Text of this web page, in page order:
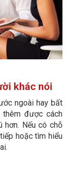
khác nói
ngoài hay bất
được cách
hơn. Nếu có chỗ
hoặc tìm hiểu